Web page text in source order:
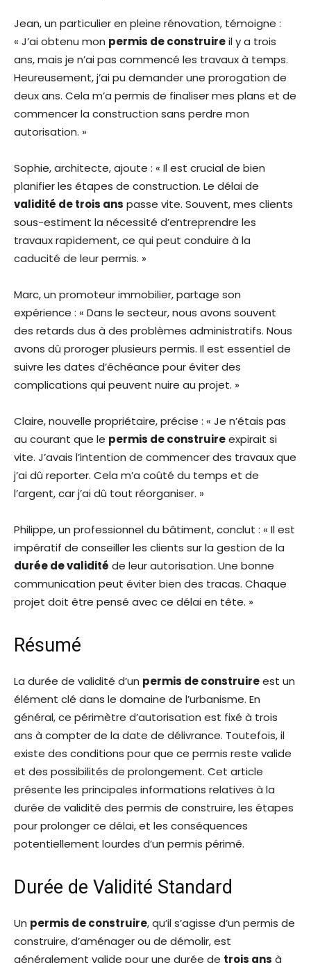
Jean, un particulier en pleine rénovation, témoigne :
« J’ai obtenu mon permis de construireil y a trois
ans, mais je n’ai pas commencé les travaux à temps.
Heureusement, j’ai pu demander une prorogation de
deux ans. Cela m’a permis de finaliser mes plans et de
commencer la construction sans perdre mon
autorisation. »
Sophie, architecte, ajoute : « Il est crucial de bien
planifier les étapes de construction. Le délai de
validité de trois ans passe vite. Souvent, mes clients
sous-estiment la nécessité d’entreprendre les
travaux rapidement, ce qui peut conduire à la
caducité de leur permis. »
Marc, un promoteur immobilier, partage son
expérience : « Dans le secteur, nous avons souvent
des retards dus à des problèmes administratifs. Nous
avons dû proroger plusieurs permis. Il est essentiel de
suivre les dates d’échéance pour éviter des
complications qui peuvent nuire au projet. »
Claire, nouvelle propriétaire, précise : « Je n’étais pas
au courant que le permis de construireexpirait si
vite. J’avais l’intention de commencer des travaux que
j’ai dû reporter. Cela m’a coûté du temps et de
l’argent, car j’ai dû tout réorganiser. »
Philippe, un professionnel du bâtiment, conclut : « Il est
impératif de conseiller les clients sur la gestion de la
durée de validité de leur autorisation. Une bonne
communication peut éviter bien des tracas. Chaque
projet doit être pensé avec ce délai en tête. »
Résumé
La durée de validité d’un permis de construireest un
élément clé dans le domaine de l’urbanisme. En
général, ce périmètre d’autorisation est fixé à trois
ans à compter de la date de délivrance. Toutefois, il
existe des conditions pour que ce permis reste valide
et des possibilités de prolongement. Cet article
présente les principales informations relatives à la
durée de validité des permis de construire, les étapes
pour prolonger ce délai, et les conséquences
potentiellement lourdes d’un permis périmé.
Durée de Validité Standard
Un permis de construire, qu’il s’agisse d’un permis de
construire, d’aménager ou de démolir, est
généralement valide pour une durée de trois ans à